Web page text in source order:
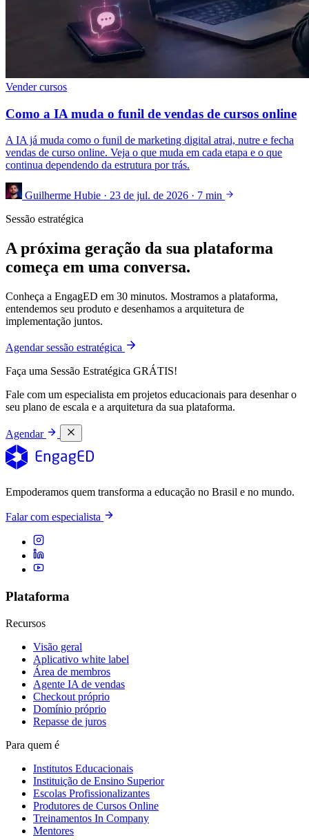
Vender cursos
Como a IA muda o funil de vendas de cursos online
A IA já muda como o funil de marketing digital atrai, nutre e fecha
vendas de curso online. Veja o que muda em cada etapa e o que
continua dependendo da estrutura por trás.
Guilherme Hubie · 23 de jul. de 2026 · 7 min
Sessão estratégica
A próxima geração da sua plataforma
começa em uma conversa.
Conheça a EngagED em 30 minutos. Mostramos a plataforma,
entendemos seu produto e desenhamos a arquitetura de
implementação juntos.
Agendar sessão estratégica
Faça uma Sessão Estratégica GRÁTIS!
Fale com um especialista em projetos educacionais para desenhar o
seu plano de escala e a arquitetura da sua plataforma.
Agendar
Empoderamos quem transforma a educação no Brasil e no mundo.
Falar com especialista
Plataforma
Recursos
Visão geral
Aplicativo white label
Área de membros
Agente IA de vendas
Checkout próprio
Domínio próprio
Repasse de juros
Para quem é
Institutos Educacionais
Instituição de Ensino Superior
Escolas Profissionalizantes
Produtores de Cursos Online
Treinamentos In Company
Mentores